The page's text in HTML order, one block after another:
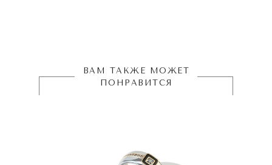
ВАМ ТАКЖЕ МОЖЕТ
ПОНРАВИТСЯ